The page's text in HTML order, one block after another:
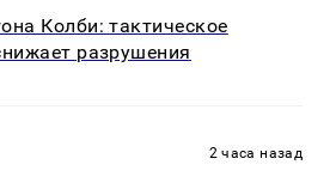
Колби: тактическое
разрушения
2 часа назад